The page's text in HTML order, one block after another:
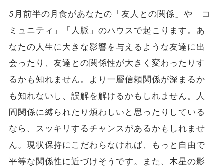
5月前半の月食があなたの「友人との関係」や「コ
ミュニティ」「人脈」のハウスで起こります。あ
なたの人生に大きな影響を与えるような友達に出
会ったり、友達との関係性が大きく変わったりす
るかも知れません。より一層信頼関係が深まるか
も知れないし、誤解を解けるかもしれません。人
間関係に縛られたり煩わしいと思ったりしている
なら、スッキリするチャンスがあるかもしれませ
ん。現状保持にこだわらなければ、もっと自由で
平等な関係性に近づけそうです。また、木星の影